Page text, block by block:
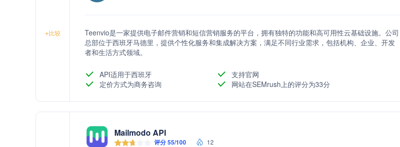
+比较
Teenvio是一家提供电子邮件营销和短信营销服务的平台，拥有独特的功能和高可用性云基础设施。公司
总部位于西班牙马德里，提供个性化服务和集成解决方案，满足不同行业需求，包括机构、企业、开发
者和生活方式领域。
API适用于西班牙
支持官网
定价方式为商务咨询
网站在SEMrush上的评分为33分
Mailmodo API
评分 55/100 12